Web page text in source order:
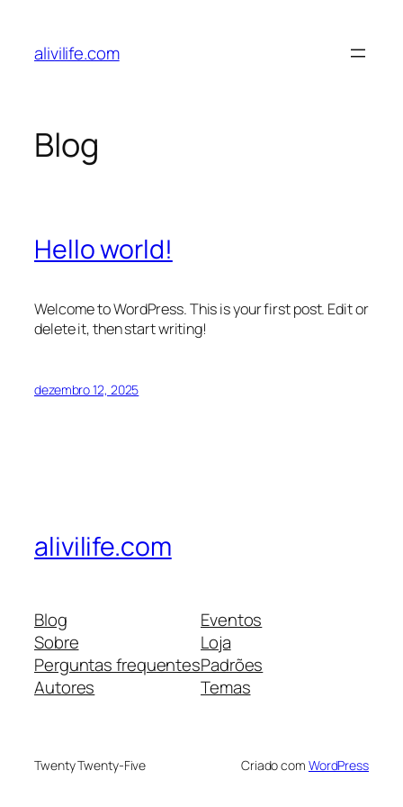
alivilife.com
Blog
Hello world!
Welcome to WordPress. This is your first post. Edit or
delete it, then start writing!
dezembro 12, 2025
alivilife.com
Blog
Sobre
Perguntas frequentes
Autores
Eventos
Loja
Padrões
Temas
Twenty Twenty-Five Criado com WordPress